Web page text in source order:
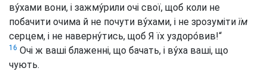
ву́хами вони, і зажму́рили очі свої, щоб коли не
побачити очима й не почути ву́хами, і не зрозуміти їм
серцем, і не наверну́тись, щоб Я їх уздоро́вив!“
16 Очі ж ваші блаженні, що бачать, і ву́ха ваші, що
чують.